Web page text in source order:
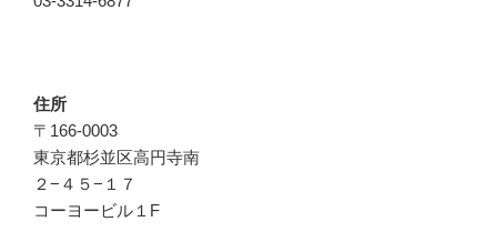
住所
〒166-0003
東京都杉並区高円寺南
２−４５−１７
コーヨービル１F